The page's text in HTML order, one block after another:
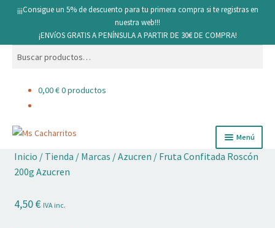
¡¡¡Consigue un 5% de descuento para tu primera compra si te registras en
nuestra web!!!
¡ENVíOS GRATIS A PENÍNSULA A PARTIR DE 30€ DE COMPRA!
0,00€0 productos
Ir
la
navegación
Ir
contenido
Menú
Cacharritos y Utensilios
Inicio / Tienda / Marcas /Azucren / Fruta Confitada Roscón
200g Azucren
4,50€ IVA inc.